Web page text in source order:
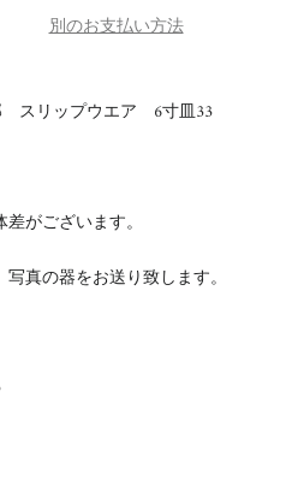
別のお支払い方法
スリップウエア 6寸皿33
がございます。
真の器をお送り致します。